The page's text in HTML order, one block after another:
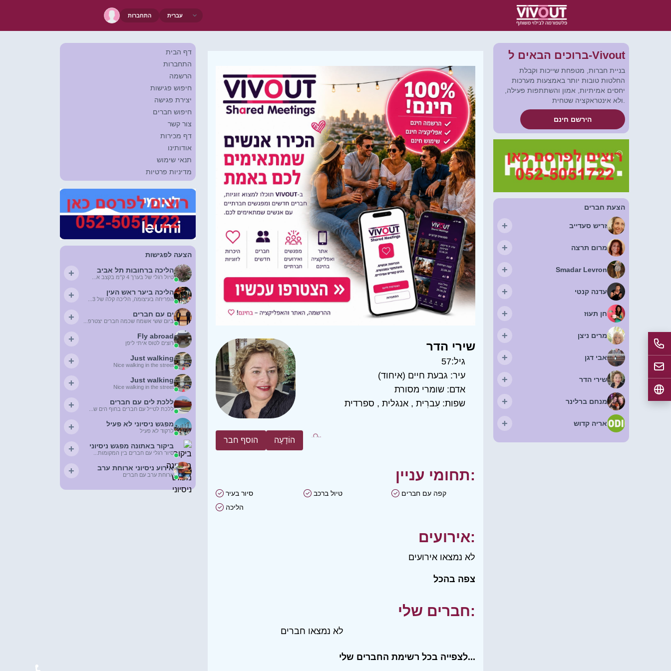
התחברות
דף הבית
התחברות
הרשמה
חיפוש פגישות
יצירת פגישה
חיפוש חברים
צור קשר
דף מכירות
אודותינו
תנאי שימוש
מדיניות פרטיות
הצעה לפגישות
הליכה ברחובות תל אביב
טיול רגלי של בערך 4 ק"מ בקצב א... +
הליכה ביער ראש העין
הפריחה בעיצומה, הליכה קלה של 3... +
ים עם חברים
ביום ששי אשמח שכמה חברים יצטרפ... +
Fly abroad
רוצים לטוס איתי ליפן +
Just walking
Nice walking in the street
+
Just walking
Nice walking in the street
+
ללכת לים עם חברים
ללכת לטייל עם חברים בחוף הים ש... +
מפגש ניסיוני לא פעיל
לרקוד לא פעיל +
ביקור באתונה מפגש ניסיוני
סיור רגלי עם חברים בין המקומות... +
אירוע ניסיוני ארוחת ערב
ארוחת ערב עם חברים +
שירי הדר
גיל:57
עיר: גבעת חיים (איחוד)
אדם: שומרי מסורת
שפות: עִברִית , אנגלית , ספרדית
הוסף חבר הוֹדָעָה
תחומי עניין:
סיור בעיר טיול ברכב
קפה עם חברים
הליכה
אירועים:
לא נמצאו אירועים
צפה בהכל
חברים שלי:
לא נמצאו חברים
לצפייה בכל רשימת החברים שלי...
ברוכים הבאים ל-Vivout
בניית חברות, מטפחת שייכות וקבלת
החלטות טובות יותר באמצעות מערכות
יחסים אמיתיות, אמון והשתתפות פעילה,
הירשם חינם
הצעת חברים
זריש סעדייב +
מרום תרצה +
Smadar Levron
+
עדנה קנטי +
חן תעוז +
מרים ניצן +
אבי דגן +
שירי הדר +
מנחם ברלינר +
אריה קדוש +